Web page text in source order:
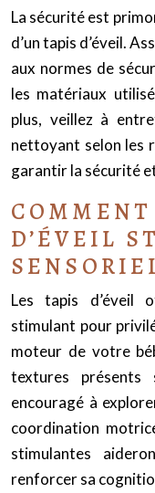
La sécurité est
d’un tapis d’éveil.
aux normes de
les matériaux
plus, veillez à
nettoyant selon les
garantir la sécurité
D’ÉVEIL
Les tapis d’éveil
stimulant pour
moteur de votre
textures
encouragé à
coordination
stimulantes
renforcer sa